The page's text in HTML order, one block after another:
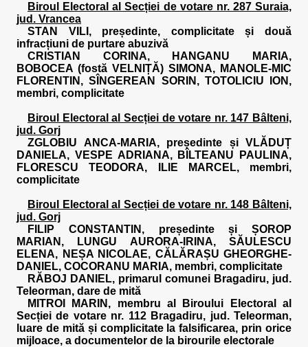
Biroul Electoral al Secției de votare nr. 287 Suraia,
jud. Vrancea
STAN VILI, președinte, complicitate și două
infracțiuni de purtare abuzivă
CRISTIAN CORINA, HANGANU MARIA,
BOBOCEA (fostă VELNIȚĂ) SIMONA, MANOLE-MIC
FLORENTIN, SÎNGEREAN SORIN, TOTOLICIU ION,
membri, complicitate
Biroul Electoral al Secției de votare nr. 147 Bâlteni,
jud. Gorj
ZGLOBIU ANCA-MARIA, președinte și VLĂDUȚ
DANIELA, VESPE ADRIANA, BÎLTEANU PAULINA,
FLORESCU TEODORA, ILIE MARCEL, membri,
complicitate
Biroul Electoral al Secției de votare nr. 148 Bâlteni,
jud. Gorj
FILIP CONSTANTIN, președinte și ȘOROP
MARIAN, LUNGU AURORA-IRINA, SĂULESCU
ELENA, NEȘA NICOLAE, CĂLĂRAȘU GHEORGHE-
DANIEL, COCORANU MARIA, membri, complicitate
RĂBOJ DANIEL, primarul comunei Bragadiru, jud.
Teleorman, dare de mită
MITROI MARIN, membru al Biroului Electoral al
Secției de votare nr. 112 Bragadiru, jud. Teleorman,
luare de mită și complicitate la falsificarea, prin orice
mijloace, a documentelor de la birourile electorale